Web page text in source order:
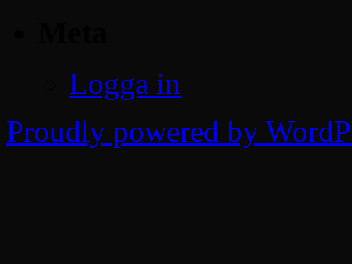
Logga in
Proudly powered by